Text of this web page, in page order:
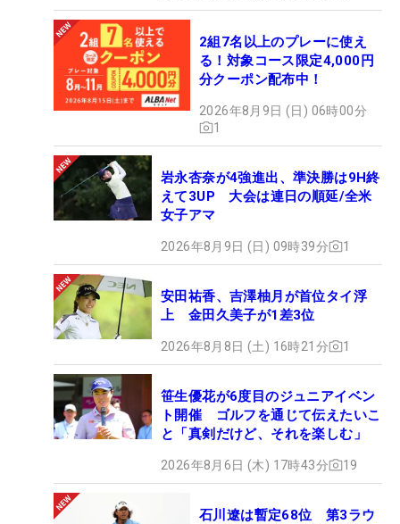
2組7名以上のプレーに使え
る！対象コース限定4,000円
分クーポン配布中！
2026年8月9日 (日) 06時00分
1
岩永杏奈が4強進出、準決勝は9H終
えて3UP 大会は連日の順延/全米
女子アマ
2026年8月9日 (日) 09時39分 1
安田祐香、吉澤柚月が首位タイ浮
上 金田久美子が1差3位
2026年8月8日 (土) 16時21分 1
笹生優花が6度目のジュニアイベン
ト開催 ゴルフを通じて伝えたいこ
と「真剣だけど、それを楽しむ」
2026年8月6日 (木) 17時43分 19
石川遼は暫定68位 第3ラウ